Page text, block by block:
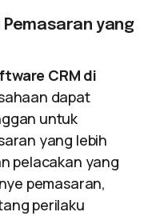
yang
CRM di
dapat
untuk
yang lebih
pelacakan yang
pemasaran,
perilaku